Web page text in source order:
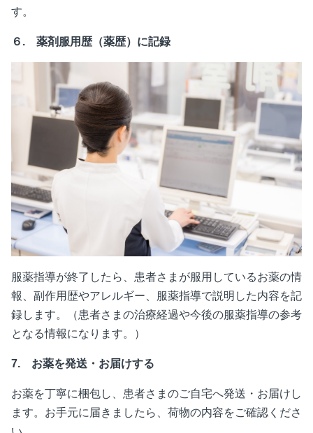
す。
６. 薬剤服用歴（薬歴）に記録
服薬指導が終了したら、患者さまが服用しているお薬の情
報、副作用歴やアレルギー、服薬指導で説明した内容を記
録します。（患者さまの治療経過や今後の服薬指導の参考
となる情報になります。）
7. お薬を発送・お届けする
お薬を丁寧に梱包し、患者さまのご自宅へ発送・お届けし
ます。お手元に届きましたら、荷物の内容をご確認くださ